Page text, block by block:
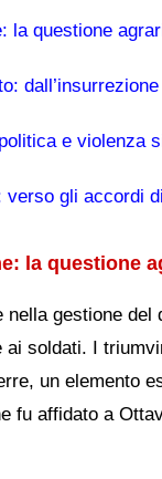
la questione
dall’insurrezione
e violenza
verso gli accordi
la questione
gestione
ai soldati. I
un elemento
fu affidato a